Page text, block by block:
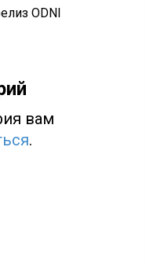
ODNI
вам
.